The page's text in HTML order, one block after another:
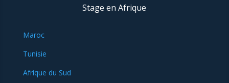
Stage en Afrique
Maroc
Tunisie
Afrique du Sud